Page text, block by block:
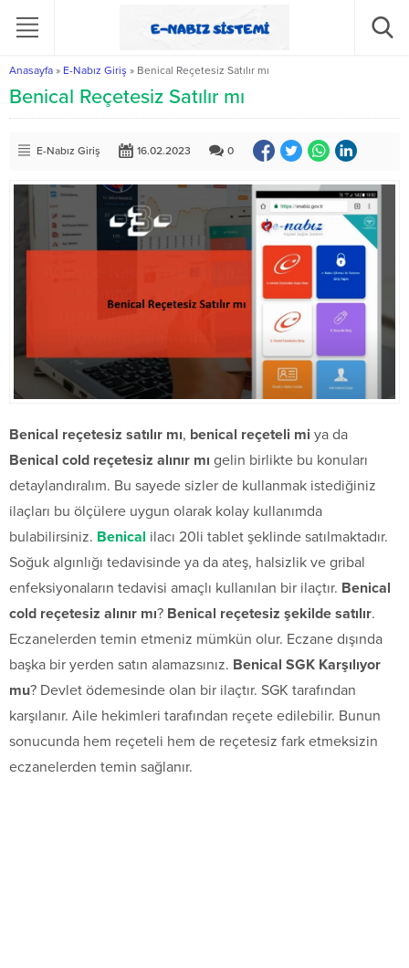
Anasayfa » E-Nabız Giriş » Benical Reçetesiz Satılır mı
Benical Reçetesiz Satılır mı
E-Nabız Giriş 16.02.2023 0
Benical reçetesiz satılır mı, benical reçeteli mi ya da
Benical cold reçetesiz alınır mı gelin birlikte bu konuları
detaylandıralım. Bu sayede sizler de kullanmak istediğiniz
ilaçları bu ölçülere uygun olarak kolay kullanımda
bulabilirsiniz. Benical ilacı 20li tablet şeklinde satılmaktadır.
Soğuk algınlığı tedavisinde ya da ateş, halsizlik ve gribal
enfeksiyonaların tedavisi amaçlı kullanılan bir ilaçtır. Benical
cold reçetesiz alınır mı? Benical reçetesiz şekilde satılır.
Eczanelerden temin etmeniz mümkün olur. Eczane dışında
başka bir yerden satın alamazsınız. Benical SGK Karşılıyor
mu? Devlet ödemesinde olan bir ilaçtır. SGK tarafından
karşılanır. Aile hekimleri tarafından reçete edilebilir. Bunun
sonucunda hem reçeteli hem de reçetesiz fark etmeksizin
eczanelerden temin sağlanır.